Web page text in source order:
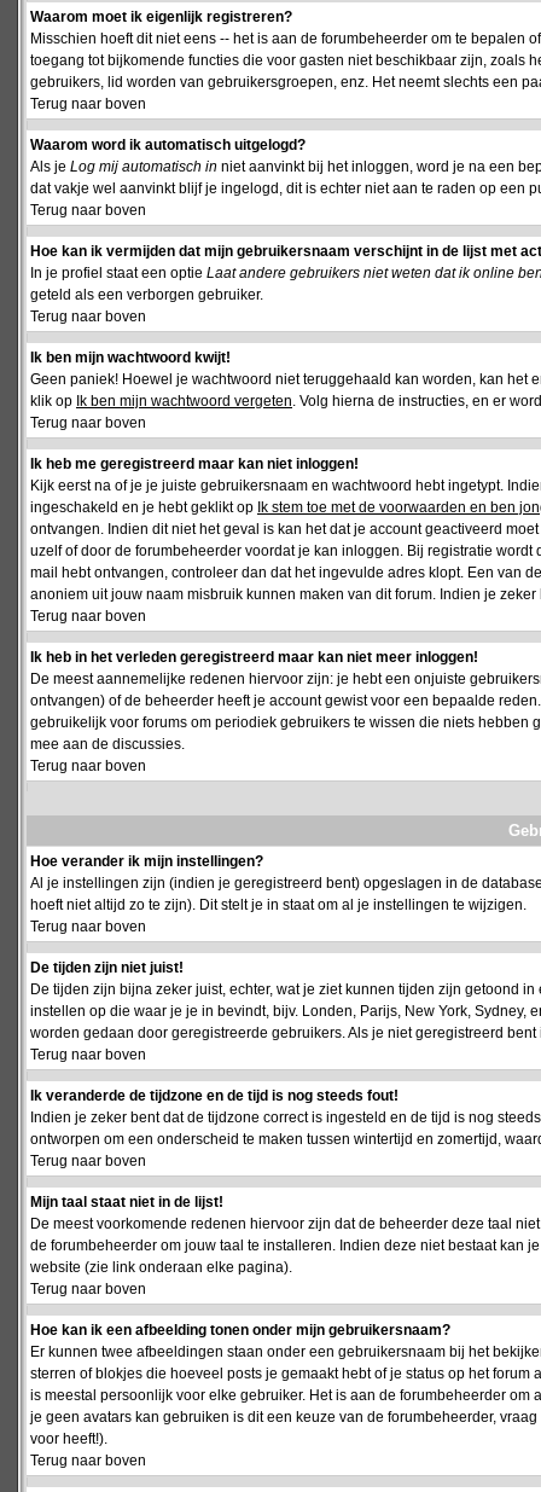
Waarom moet ik eigenlijk registreren?
Misschien hoeft dit niet eens -- het is aan de forumbeheerder om te bepalen
toegang tot bijkomende functies die voor gasten niet beschikbaar zijn,
gebruikers, lid worden van gebruikersgroepen, enz. Het neemt slechts een
Terug naar boven
Waarom word ik automatisch uitgelogd?
Als je Log mij automatisch in niet aanvinkt bij het inloggen, word je na een
dat vakje wel aanvinkt blijf je ingelogd, dit is echter niet aan te raden op een
Terug naar boven
Hoe kan ik vermijden dat mijn gebruikersnaam verschijnt in de lijst met
In je profiel staat een optie Laat andere gebruikers niet weten dat ik online
geteld als een verborgen gebruiker.
Terug naar boven
Ik ben mijn wachtwoord kwijt!
Geen paniek! Hoewel je wachtwoord niet teruggehaald kan worden, kan
klik op Ik ben mijn wachtwoord vergeten. Volg hierna de instructies, en er
Terug naar boven
Ik heb me geregistreerd maar kan niet inloggen!
Kijk eerst na of je je juiste gebruikersnaam en wachtwoord hebt ingetypt.
ingeschakeld en je hebt geklikt op Ik stem toe met de voorwaarden en ben
ontvangen. Indien dit niet het geval is kan het dat je account geactiveerd
uzelf of door de forumbeheerder voordat je kan inloggen. Bij registratie
mail hebt ontvangen, controleer dan dat het ingevulde adres klopt. Een van
anoniem uit jouw naam misbruik kunnen maken van dit forum. Indien je
Terug naar boven
Ik heb in het verleden geregistreerd maar kan niet meer inloggen!
De meest aannemelijke redenen hiervoor zijn: je hebt een onjuiste
ontvangen) of de beheerder heeft je account gewist voor een bepaalde
gebruikelijk voor forums om periodiek gebruikers te wissen die niets
mee aan de discussies.
Terug naar boven
Hoe verander ik mijn instellingen?
Al je instellingen zijn (indien je geregistreerd bent) opgeslagen in de
hoeft niet altijd zo te zijn). Dit stelt je in staat om al je instellingen te wijzigen.
Terug naar boven
De tijden zijn niet juist!
De tijden zijn bijna zeker juist, echter, wat je ziet kunnen tijden zijn getoond
instellen op die waar je je in bevindt, bijv. Londen, Parijs, New York,
worden gedaan door geregistreerde gebruikers. Als je niet geregistreerd
Terug naar boven
Ik veranderde de tijdzone en de tijd is nog steeds fout!
Indien je zeker bent dat de tijdzone correct is ingesteld en de tijd is nog
ontworpen om een onderscheid te maken tussen wintertijd en zomertijd,
Terug naar boven
Mijn taal staat niet in de lijst!
De meest voorkomende redenen hiervoor zijn dat de beheerder deze taal
de forumbeheerder om jouw taal te installeren. Indien deze niet bestaat kan
website (zie link onderaan elke pagina).
Terug naar boven
Hoe kan ik een afbeelding tonen onder mijn gebruikersnaam?
Er kunnen twee afbeeldingen staan onder een gebruikersnaam bij het
sterren of blokjes die hoeveel posts je gemaakt hebt of je status op het
is meestal persoonlijk voor elke gebruiker. Het is aan de forumbeheerder
je geen avatars kan gebruiken is dit een keuze van de forumbeheerder,
voor heeft!).
Terug naar boven